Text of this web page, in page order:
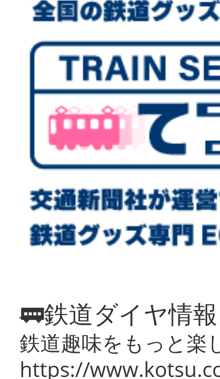
🚃鉄道ダイヤ情
鉄道趣味をもっと楽
https://